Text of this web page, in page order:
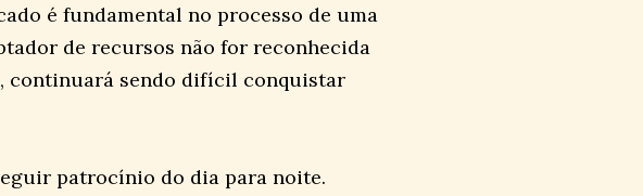
é fundamental no processo de uma
de recursos não for reconhecida
continuará sendo difícil conquistar
patrocínio do dia para noite.